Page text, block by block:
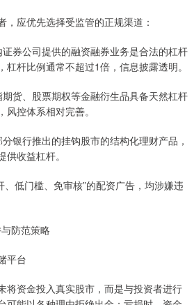
，应优先选择受监管的正规渠道：
券公司提供的融资融券业务是合法的杠杆
杆比例通常不超过1倍，信息披露透明。
货、股票期权等金融衍生品具备天然杠杆
控体系相对完善。
银行推出的挂钩股市的结构化理财产品，
收益杠杆。
、低门槛、免审核”的配资广告，均涉嫌违
防范策略
平台
将资金投入真实股市，而是与投资者进行